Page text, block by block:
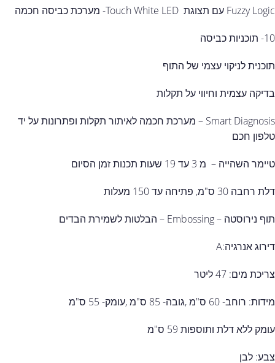
Fuzzy Logic עם תצוגת Touch White LED- מערכת כביסה חכמה
10- תוכניות כביסה
תוכנית לניקוי עצמי של התוף
בדיקה עצמית וחיווי על תקלות
Smart Diagnosis – מערכת חכמה לאיתור תקלות ופתרונות על יד
טלפון חכם
טיימר השהייה – מ 3 עד 19 שעות תכנות זמן הסיום
דלת רחבה 30 ס"מ, פתיחה עד 150 מעלות
תוף נירוסטה – Embossing – הבלטות לשמירת הבדים
דירוג אנרגיה:A
צריכת מים: 47 ליטר
מידות: רוחב- 60 ס"מ ,גובה- 85 ס"מ ,עומק- 55 ס"מ
עומק ללא דלת ותוספות 59 ס"מ
צבע: לבן